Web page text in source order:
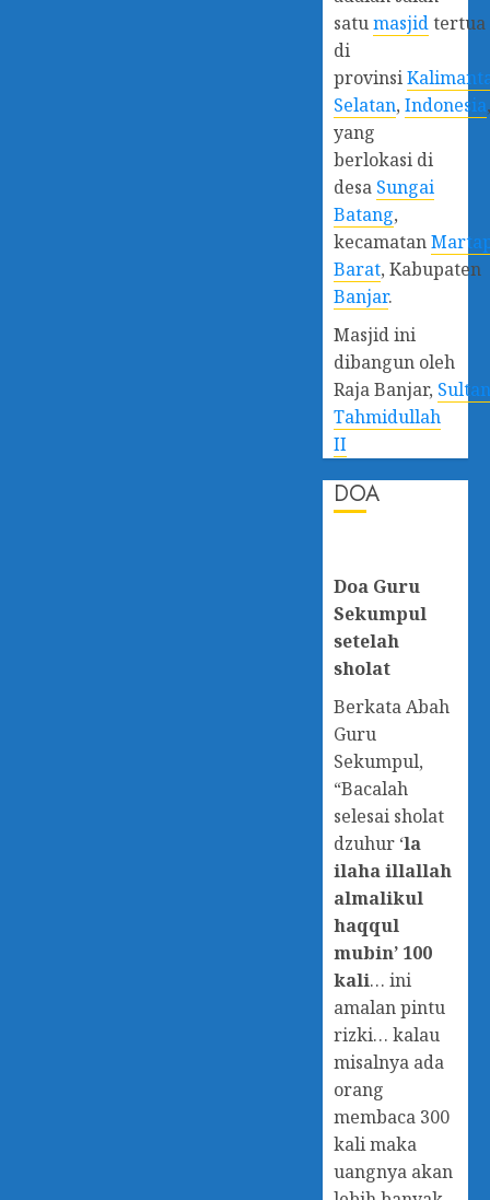
satumasjidtertua
di
provinsi
Selatan,Indonesia
yang
berlokasi di
desa Sungai
Batang,
kecamatan
Barat, Kabupaten
Banjar.
Masjid ini
dibangun oleh
Raja Banjar,
Tahmidullah
II
DOA
Doa Guru
Sekumpul
setelah
sholat
Berkata Abah
Guru
Sekumpul,
“Bacalah
selesai sholat
dzuhur ‘la
ilaha illallah
almalikul
haqqul
mubin’ 100
kali… ini
amalan pintu
rizki… kalau
misalnya ada
orang
membaca 300
kali maka
uangnya akan